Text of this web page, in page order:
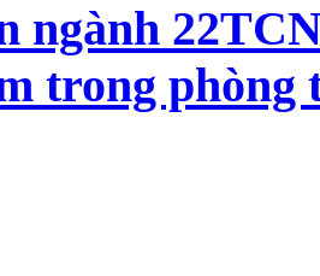
ngành
trong phòng